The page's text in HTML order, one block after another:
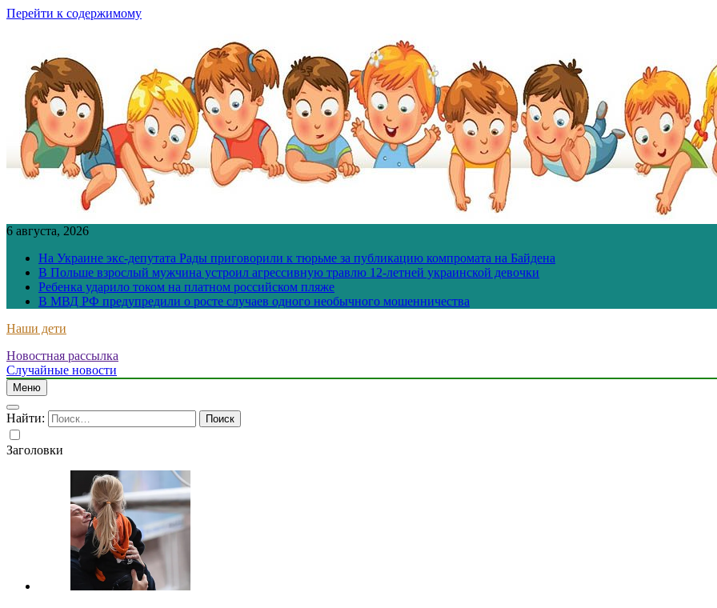
Перейти к содержимому
6 августа, 2026
На Украине экс-депутата Рады приговорили к тюрьме за публикацию компромата на Байдена
В Польше взрослый мужчина устроил агрессивную травлю 12-летней украинской девочки
Ребенка ударило током на платном российском пляже
В МВД РФ предупредили о росте случаев одного необычного мошенничества
Наши дети
Новостная рассылка
Случайные новости
Меню
Найти:
Заголовки